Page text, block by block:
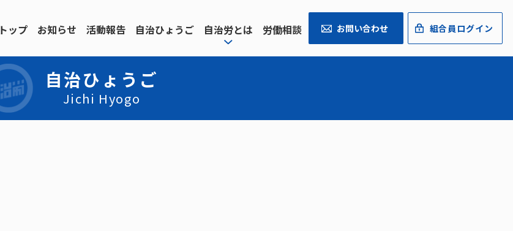
トップ お知らせ 活動報告 自治ひょうご 自治労とは 労働相談 お問い合わせ 組合員ログイン
自治ひょうご
Jichi Hyogo